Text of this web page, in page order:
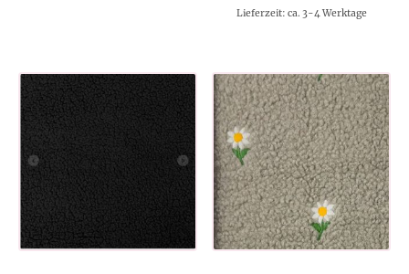
Lieferzeit: ca. 3-4 Werktage